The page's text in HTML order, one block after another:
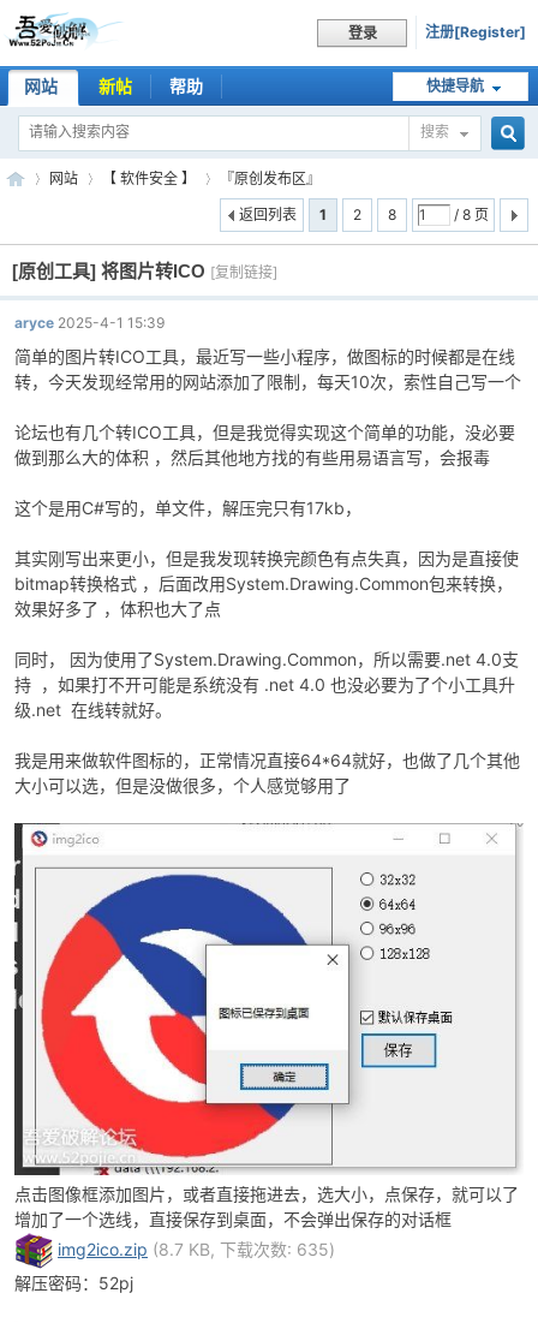
登录 注册[Register]
快捷导航
网站 新帖 帮助
搜索
吾
爱
破
解
»
网站
›
【 软件安全 】
›
『原创发布区』
1
2 8 / 8 页
返回列表
[原创工具] 将图片转ICO [复制链接]
aryce 2025-4-1 15:39
简单的图片转ICO工具，最近写一些小程序，做图标的时候都是在线
转，今天发现经常用的网站添加了限制，每天10次，索性自己写一个
论坛也有几个转ICO工具，但是我觉得实现这个简单的功能，没必要
做到那么大的体积 ，然后其他地方找的有些用易语言写，会报毒
这个是用C#写的，单文件，解压完只有17kb，
其实刚写出来更小，但是我发现转换完颜色有点失真，因为是直接使
bitmap转换格式 ，后面改用System.Drawing.Common包来转换，
效果好多了 ，体积也大了点
同时， 因为使用了System.Drawing.Common，所以需要.net 4.0支
持 ，如果打不开可能是系统没有 .net 4.0 也没必要为了个小工具升
级.net 在线转就好。
我是用来做软件图标的，正常情况直接64*64就好，也做了几个其他
大小可以选，但是没做很多，个人感觉够用了
点击图像框添加图片，或者直接拖进去，选大小，点保存，就可以了
增加了一个选线，直接保存到桌面，不会弹出保存的对话框
img2ico.zip (8.7 KB, 下载次数: 635)
解压密码：52pj